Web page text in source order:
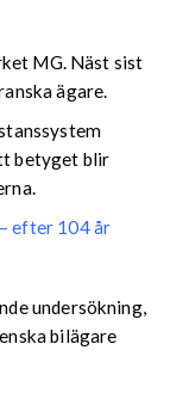
MG. Näst sist
ägare.
betyget blir
efter 104 år
undersökning,
bilägare